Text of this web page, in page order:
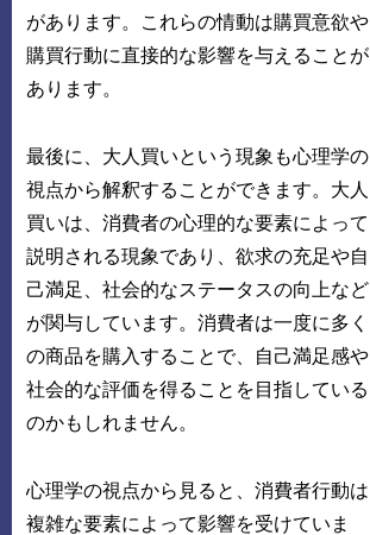
があります。これらの情動は購買意欲や
購買行動に直接的な影響を与えることが
あります。
最後に、大人買いという現象も心理学の
視点から解釈することができます。大人
買いは、消費者の心理的な要素によって
説明される現象であり、欲求の充足や自
己満足、社会的なステータスの向上など
が関与しています。消費者は一度に多く
の商品を購入することで、自己満足感や
社会的な評価を得ることを目指している
のかもしれません。
心理学の視点から見ると、消費者行動は
複雑な要素によって影響を受けていま